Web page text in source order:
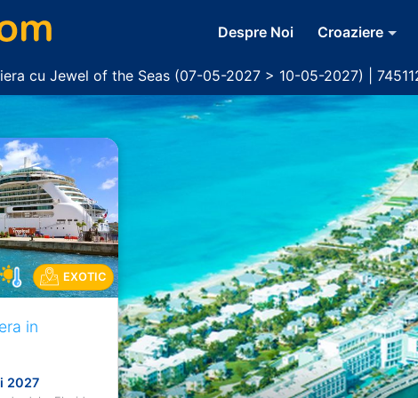
Despre Noi Croaziere
cu Jewel of the Seas (07-05-2027 > 10-05-2027) |
EXOTIC
in
2027